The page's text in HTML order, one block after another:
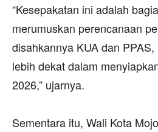
‎“Kesepakatan ini adalah
merumuskan perencanaan
disahkannya KUA dan
lebih dekat dalam
2026,” ujarnya.
‎Sementara itu, Wali Kota